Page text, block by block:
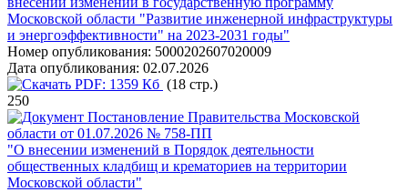
Московской области "Развитие инженерной инфраструктуры
и энергоэффективности" на 2023-2031 годы"
Номер опубликования: 5000202607020009
Дата опубликования: 02.07.2026
PDF: 1359 Кб (18 стр.)
250
Постановление Правительства Московской
области от 01.07.2026 № 758-ПП
"О внесении изменений в Порядок деятельности
общественных кладбищ и крематориев на территории
Московской области"